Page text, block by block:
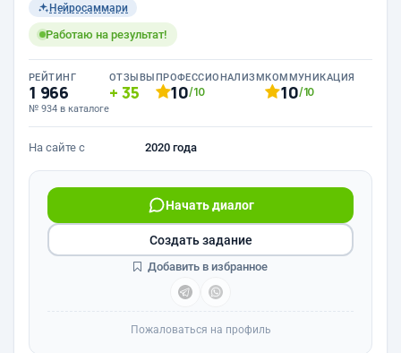
Нейросаммари
Работаю на результат!
РЕЙТИНГ
1 966
№ 934 в каталоге
ОТЗЫВЫ
35
ПРОФЕССИОНАЛИЗМ
10/10
КОММУНИКАЦИЯ
10/10
На сайте с 2020 года
Начать диалог
Создать задание
Добавить в избранное
Пожаловаться на профиль